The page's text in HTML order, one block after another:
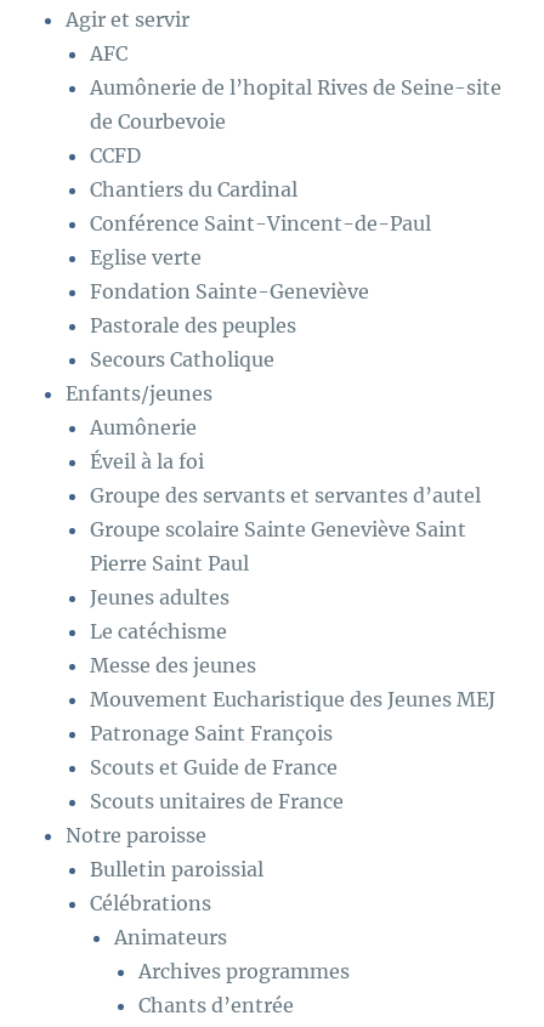
Agir et servir
AFC
Aumônerie de l’hopital Rives de Seine-site
de Courbevoie
CCFD
Chantiers du Cardinal
Conférence Saint-Vincent-de-Paul
Eglise verte
Fondation Sainte-Geneviève
Pastorale des peuples
Secours Catholique
Enfants/jeunes
Aumônerie
Éveil à la foi
Groupe des servants et servantes d’autel
Groupe scolaire Sainte Geneviève Saint
Pierre Saint Paul
Jeunes adultes
Le catéchisme
Messe des jeunes
Mouvement Eucharistique des Jeunes MEJ
Patronage Saint François
Scouts et Guide de France
Scouts unitaires de France
Notre paroisse
Bulletin paroissial
Célébrations
Animateurs
Archives programmes
Chants d’entrée